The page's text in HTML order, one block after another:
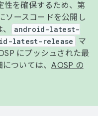
性を確保するため、第
ソースコードを公開し
android-latest-
latest-release
マ
にプッシュされた最
については、AOSP の